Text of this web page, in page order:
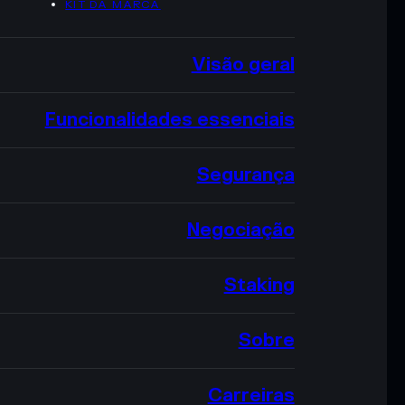
KIT DA MARCA
Visão geral
Funcionalidades essenciais
Segurança
Negociação
Staking
Sobre
Carreiras